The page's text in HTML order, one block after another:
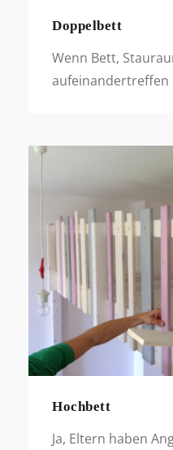
Doppelbett
Wenn Bett,
aufeinandertreffen
Hochbett
Ja, Eltern haben